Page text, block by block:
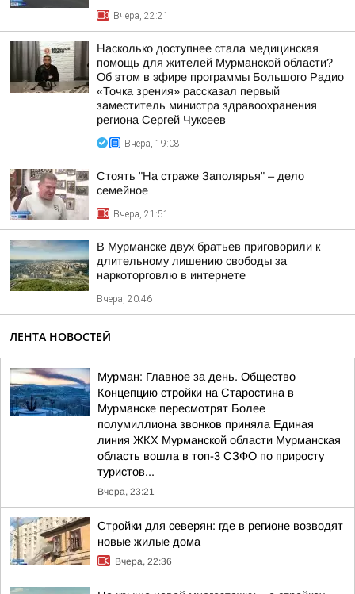
Вчера, 22:21
Насколько доступнее стала медицинская
помощь для жителей Мурманской области?
Об этом в эфире программы Большого Радио
«Точка зрения» рассказал первый
заместитель министра здравоохранения
региона Сергей Чуксеев
Вчера, 19:08
Стоять "На страже Заполярья" – дело
семейное
Вчера, 21:51
В Мурманске двух братьев приговорили к
длительному лишению свободы за
наркоторговлю в интернете
Вчера, 20:46
ЛЕНТА НОВОСТЕЙ
Мурман: Главное за день. Общество
Концепцию стройки на Старостина в
Мурманске пересмотрят Более
полумиллиона звонков приняла Единая
линия ЖКХ Мурманской области Мурманская
область вошла в топ-3 СЗФО по приросту
туристов...
Вчера, 23:21
Стройки для северян: где в регионе возводят
новые жилые дома
Вчера, 22:36